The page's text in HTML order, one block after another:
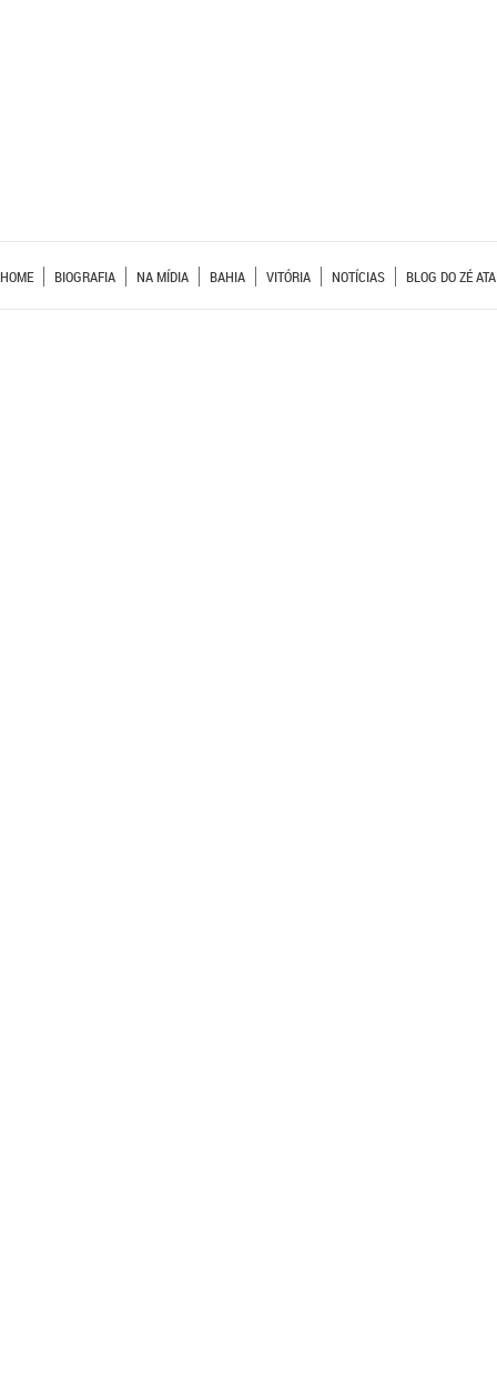
HOME BIOGRAFIA NA MÍDIA BAHIA VITÓRIA NOTÍCIAS BLOG DO ZÉ